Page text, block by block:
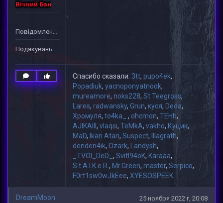
Вічний Бан
Повідомлень: 1
Подякувань: 37
Спасибо сказали: 3tt, pupo4ek,
Popadiuk, yacnoponyatnook,
mureamore, noks228, St.Teegross,
Lares, radwansky, Grun, куся, Deda,
Хромуля, to4ka_., ohcmon, TEHb,
AJIKAIII , vlaqsi, TeMkA, vakho, Куцик,
MaD, Ikari Atari, Suspect, lllagrath,
denden4ik, Ozark, Landysh,
_TVOI_DeD_ , Svitl94oK, Karaaa,
S.t.A.l.K.e.R., Mr.Green, master, Serpico,
F0rt1sw0wJkEee, XYESOSPEEK
DreamMoon 25 ноября 2022 г, 20:08